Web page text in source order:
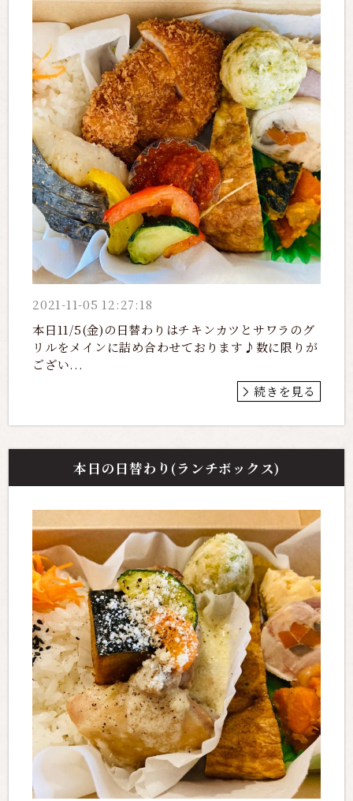
2021-11-05 12:27:18
本日11/5(金)の日替わりはチキンカツとサワラのグ
リルをメインに詰め合わせております♪数に限りが
ござい...
続きを見る
本日の日替わり(ランチボックス)